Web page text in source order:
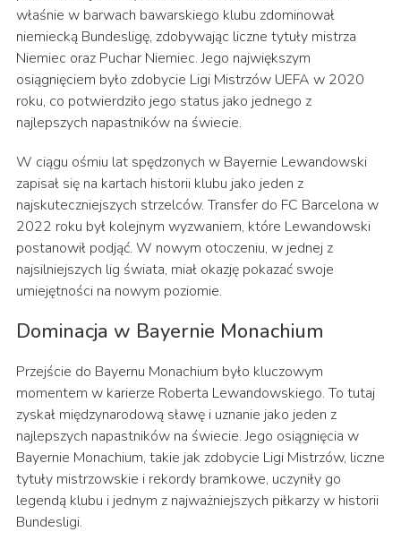
właśnie w barwach bawarskiego klubu zdominował
niemiecką Bundesligę, zdobywając liczne tytuły mistrza
Niemiec oraz Puchar Niemiec. Jego największym
osiągnięciem było zdobycie Ligi Mistrzów UEFA w 2020
roku, co potwierdziło jego status jako jednego z
najlepszych napastników na świecie.
W ciągu ośmiu lat spędzonych w Bayernie Lewandowski
zapisał się na kartach historii klubu jako jeden z
najskuteczniejszych strzelców. Transfer do FC Barcelona w
2022 roku był kolejnym wyzwaniem, które Lewandowski
postanowił podjąć. W nowym otoczeniu, w jednej z
najsilniejszych lig świata, miał okazję pokazać swoje
umiejętności na nowym poziomie.
Dominacja w Bayernie Monachium
Przejście do Bayernu Monachium było kluczowym
momentem w karierze Roberta Lewandowskiego. To tutaj
zyskał międzynarodową sławę i uznanie jako jeden z
najlepszych napastników na świecie. Jego osiągnięcia w
Bayernie Monachium, takie jak zdobycie Ligi Mistrzów, liczne
tytuły mistrzowskie i rekordy bramkowe, uczyniły go
legendą klubu i jednym z najważniejszych piłkarzy w historii
Bundesligi.